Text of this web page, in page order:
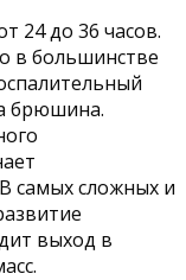
24 до 36 часов.
в большинстве
брюшина.
самых сложных и
выход в